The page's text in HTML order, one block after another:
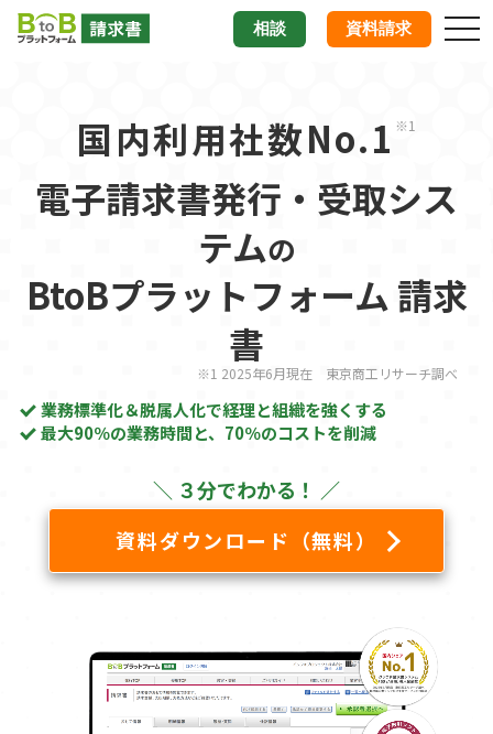
相談 資料請求
国内利用社数No.1 ※1
電子請求書発行・受取シス
テムの
BtoBプラットフォーム 請求
書
※1 2025年6月現在 東京商工リサーチ調べ
業務標準化＆脱属人化で経理と組織を強くする
最大90％の業務時間と、70％のコストを削減
＼ ３分でわかる！ ／
資料ダウンロード（無料）